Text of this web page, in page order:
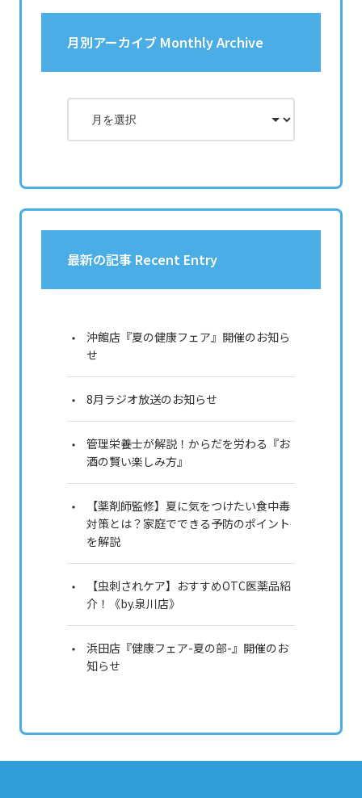
月別アーカイブ Monthly Archive
最新の記事 Recent Entry
沖館店『夏の健康フェア』開催のお知ら
せ
8月ラジオ放送のお知らせ
管理栄養士が解説！からだを労わる『お
酒の賢い楽しみ方』
【薬剤師監修】夏に気をつけたい食中毒
対策とは？家庭でできる予防のポイント
を解説
【虫刺されケア】おすすめOTC医薬品紹
介！《by.泉川店》
浜田店『健康フェア-夏の部-』開催のお
知らせ